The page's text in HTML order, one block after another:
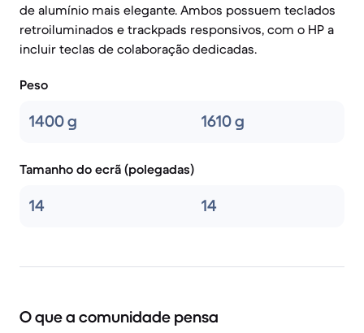
de alumínio mais elegante. Ambos possuem teclados
retroiluminados e trackpads responsivos, com o HP a
incluir teclas de colaboração dedicadas.
Peso
1400 g 1610 g
Tamanho do ecrã (polegadas)
14 14
O que a comunidade pensa